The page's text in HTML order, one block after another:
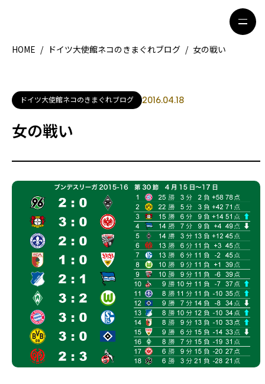
HOME
地域別ガイド
観光ガイド
ライフスタイル
著者一覧
ライター募集
HOME / ドイツ大使館ネコのきまぐれブログ / 女の戦い
ドイツ大使館ネコのきまぐれブログ 2016.04.18
女の戦い